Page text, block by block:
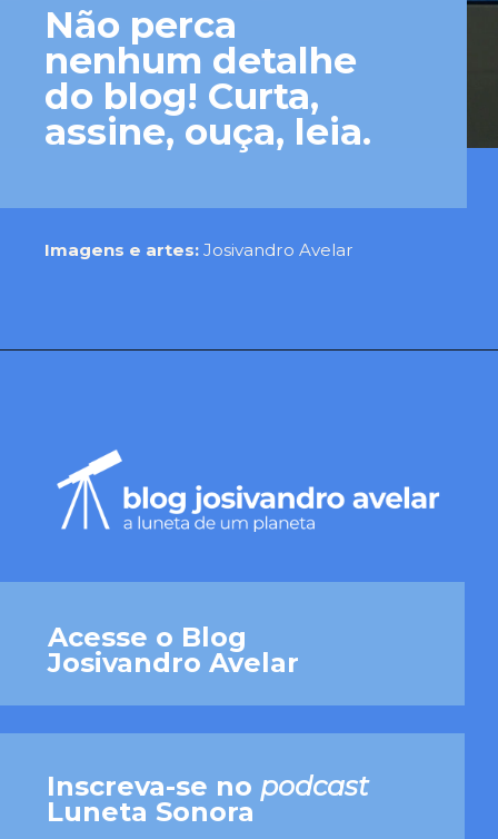
Não perca
nenhum detalhe
do blog! Curta,
assine, ouça, leia.
Imagens e artes: Josivandro Avelar
Inscreva-se no podcast
Luneta Sonora
Acesse o Blog
Josivandro Avelar